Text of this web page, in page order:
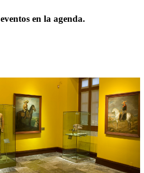
en la agenda.